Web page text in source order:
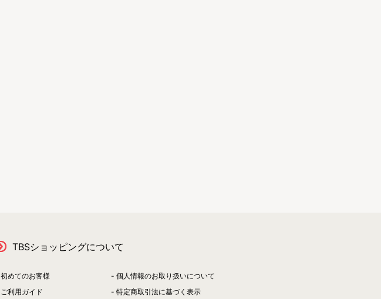
TBSショッピングについて
初めてのお客様
ご利用ガイド
個人情報のお取り扱いについて
特定商取引法に基づく表示